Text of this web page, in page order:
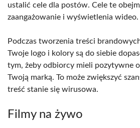
ustalić cele dla postów. Cele te
zaangażowanie i wyświetlenia wideo.
Podczas tworzenia treści
Twoje logo i kolory są do siebie
tym, żeby odbiorcy mieli pozytywne
Twoją marką. To może zwiększyć
treść stanie się wirusowa.
Filmy na żywo